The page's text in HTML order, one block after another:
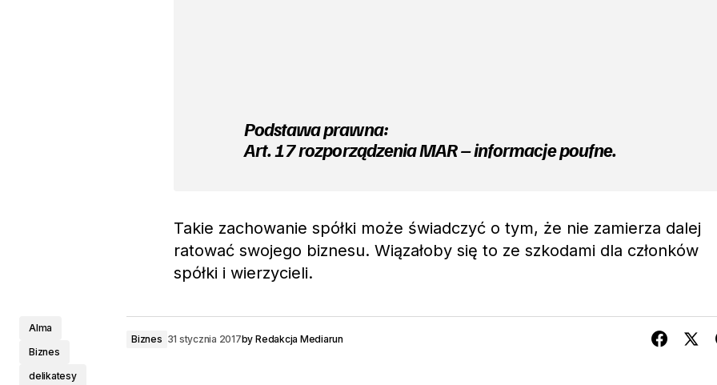
Podstawa prawna:
Art. 17 rozporządzenia MAR – informacje poufne.
Takie zachowanie spółki może świadczyć o tym, że nie zamierza dalej
ratować swojego biznesu. Wiązałoby się to ze szkodami dla członków
spółki i wierzycieli.
Alma
Biznes
delikatesy
Biznes 31 stycznia 2017by Redakcja Mediarun